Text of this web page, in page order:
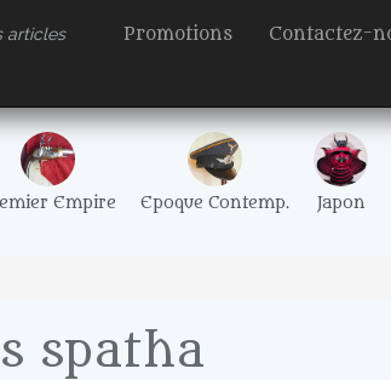
Promotions Contactez-
Empire Epoque Contemp. Japon
spatha